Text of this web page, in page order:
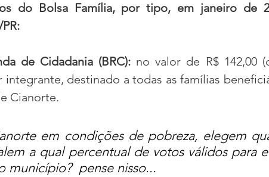
do Bolsa Família, por tipo, em janeiro de
de Cidadania (BRC): no valor de R$ 142,00
integrante, destinado a todas as famílias
Cianorte.
em condições de pobreza, elegem
a qual percentual de votos válidos para
município?  pense nisso...